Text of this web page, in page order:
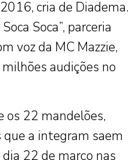
cria de Diadema.
Soca”, parceria
voz da MC Mazzie,
audições no
os 22 mandelões,
que a integram saem
22 de março nas